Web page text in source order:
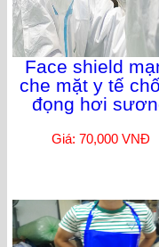
Face shield
che mặt y tế
đọng hơi
Giá: 70,000 VNĐ